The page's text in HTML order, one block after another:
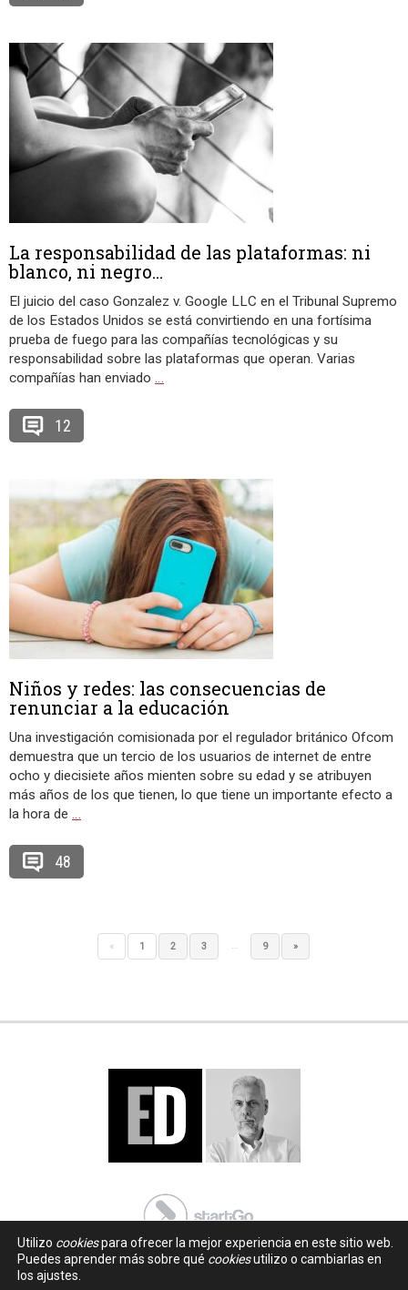
La responsabilidad de las plataformas: ni
blanco, ni negro…
El juicio del caso Gonzalez v. Google LLC en el Tribunal Supremo
de los Estados Unidos se está convirtiendo en una fortísima
prueba de fuego para las compañías tecnológicas y su
responsabilidad sobre las plataformas que operan. Varias
compañías han enviado …
12
Niños y redes: las consecuencias de
renunciar a la educación
Una investigación comisionada por el regulador británico Ofcom
demuestra que un tercio de los usuarios de internet de entre
ocho y diecisiete años mienten sobre su edad y se atribuyen
más años de los que tienen, lo que tiene un importante efecto a
la hora de …
48
« 1 2 3 … 9 »
Utilizo cookiespara ofrecer la mejor experiencia en este sitio web.
Puedes aprender más sobre qué cookiesutilizo o cambiarlas en
los ajustes.